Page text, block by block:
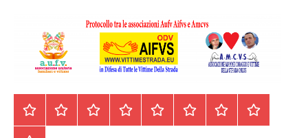
contenuto
A.I.F.V.S.
–
difesa
di HomepageSegnalazioni
Nord
Centro
Sud
ContattiIncidenti
Il